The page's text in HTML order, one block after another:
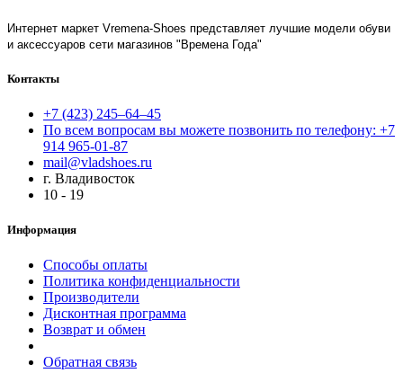
Интернет маркет Vremena-Shoes представляет лучшие модели обуви
и аксессуаров сети магазинов "Времена Года"
Контакты
+7 (423) 245–64–45
По всем вопросам вы можете позвонить по телефону: +7
914 965-01-87
mail@vladshoes.ru
г. Владивосток
10 - 19
Информация
Способы оплаты
Политика конфиденциальности
Производители
Дисконтная программа
Возврат и обмен
Обратная связь